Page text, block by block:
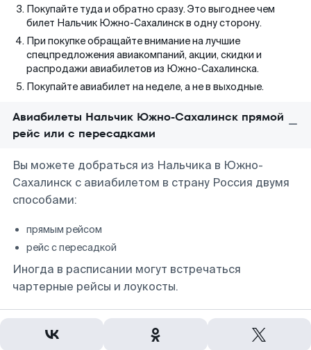
Покупайте туда и обратно сразу. Это выгоднее чем
билет Нальчик Южно-Сахалинск в одну сторону.
При покупке обращайте внимание на лучшие
спецпредложения авиакомпаний, акции, скидки и
распродажи авиабилетов из Южно-Сахалинска.
Покупайте авиабилет на неделе, а не в выходные.
Авиабилеты Нальчик Южно-Сахалинск прямой
рейс или с пересадками
Вы можете добраться из Нальчика в Южно-
Сахалинск с авиабилетом в страну Россия двумя
способами:
прямым рейсом
рейс с пересадкой
Иногда в расписании могут встречаться
чартерные рейсы и лоукосты.